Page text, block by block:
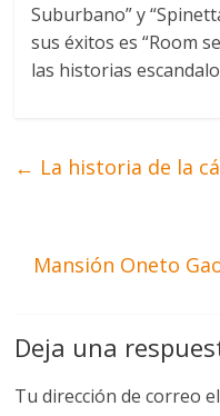
Suburbano” y
sus éxitos es “Room
las historias
← La historia de la
Mansión Oneto
Deja una
Tu dirección de correo